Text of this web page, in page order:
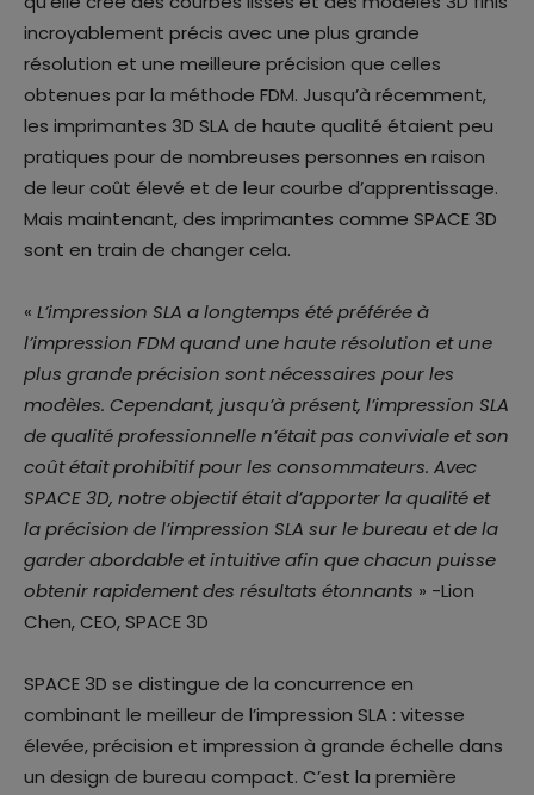
incroyablement précis avec une plus grande
résolution et une meilleure précision que celles
obtenues par la méthode FDM. Jusqu’à récemment,
les imprimantes 3D SLA de haute qualité étaient peu
pratiques pour de nombreuses personnes en raison
de leur coût élevé et de leur courbe d’apprentissage.
Mais maintenant, des imprimantes comme SPACE 3D
sont en train de changer cela.
« L’impression SLA a longtemps été préférée à
l’impression FDM quand une haute résolution et une
plus grande précision sont nécessaires pour les
modèles. Cependant, jusqu’à présent, l’impression SLA
de qualité professionnelle n’était pas conviviale et son
coût était prohibitif pour les consommateurs. Avec
SPACE 3D, notre objectif était d’apporter la qualité et
la précision de l’impression SLA sur le bureau et de la
garder abordable et intuitive afin que chacun puisse
obtenir rapidement des résultats étonnants » -Lion
Chen, CEO, SPACE 3D
SPACE 3D se distingue de la concurrence en
combinant le meilleur de l’impression SLA : vitesse
élevée, précision et impression à grande échelle dans
un design de bureau compact. C’est la première